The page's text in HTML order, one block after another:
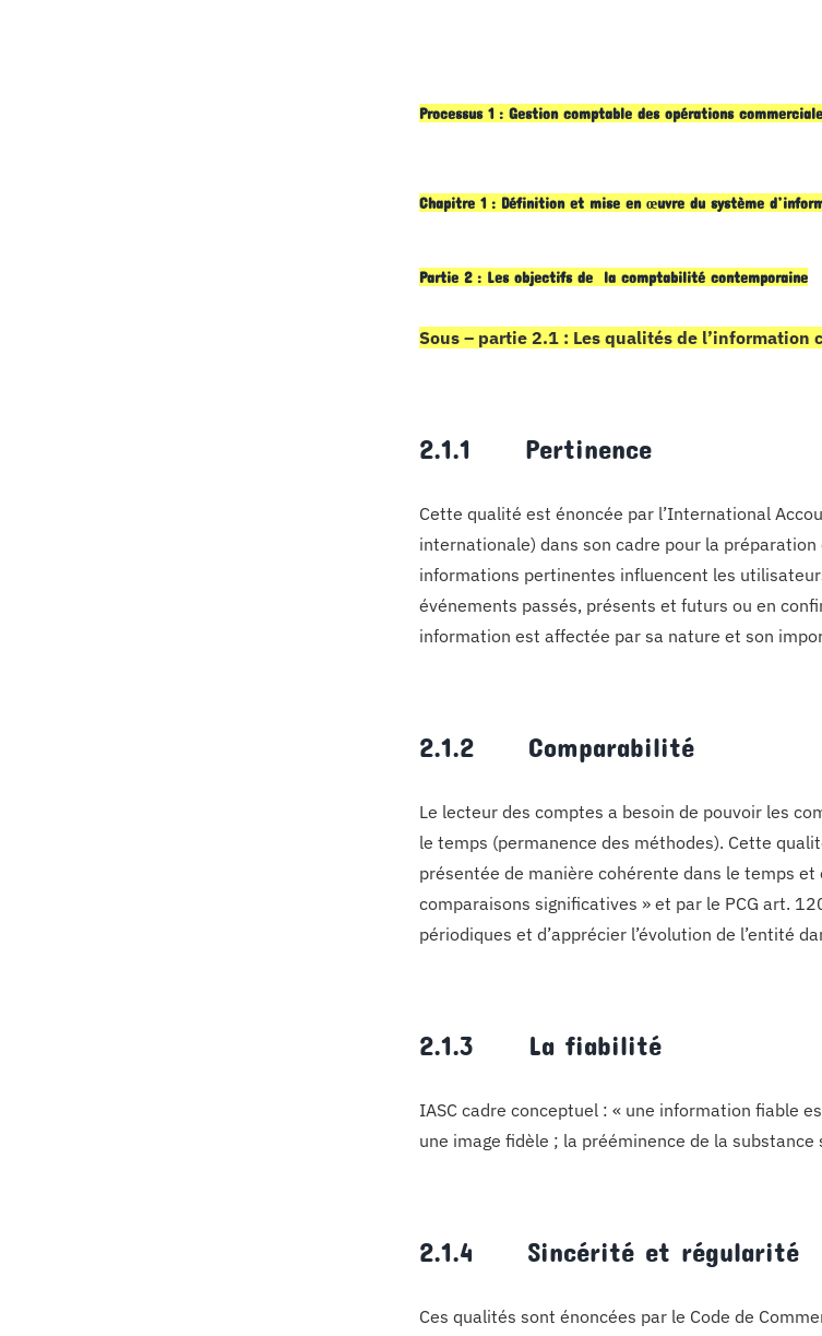
Processus 1 : Gestion comptable des opérations
Chapitre 1 : Définition et mise en œuvre du système
Partie 2 : Les objectifs de la comptabilité contemporaine
Sous – partie 2.1 : Les qualités de l’information
2.1.1 Pertinence
Cette qualité est énoncée par l’International
internationale) dans son cadre pour la
informations pertinentes influencent les
événements passés, présents et futurs ou en
information est affectée par sa nature et son
2.1.2 Comparabilité
Le lecteur des comptes a besoin de pouvoir les
le temps (permanence des méthodes). Cette
présentée de manière cohérente dans le temps
comparaisons significatives » et par le PCG art.
périodiques et d’apprécier l’évolution de l’entité
2.1.3 La fiabilité
IASC cadre conceptuel : « une information fiable
une image fidèle ; la prééminence de la
2.1.4 Sincérité et régularité
Ces qualités sont énoncées par le Code de